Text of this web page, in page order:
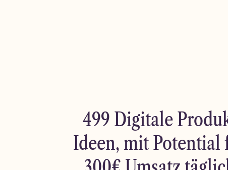
499 Digitale
Ideen, mit Potential